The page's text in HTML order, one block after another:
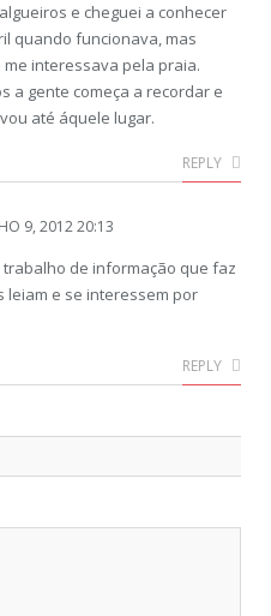
e cheguei a conhecer
quando funcionava, mas
interessava pela praia.
a gente começa a recordar e
até áquele lugar.
REPLY
9, 2012 20:13
trabalho de informação que faz
leiam e se interessem por
REPLY